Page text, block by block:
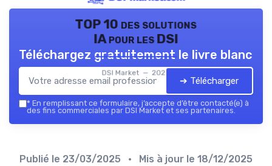
TOP 10 des solutions
IA pour les DSI
DSI Market — 2026
Téléchargez gratuitement le livre blanc
➔ Télécharger
* En remplissant ce formulaire, j’accepte d’être contacté(e) à
des fins commerciales par DSI Market et ses partenaires.
Publié le 23/03/2025 • Mis à jour le 18/12/2025